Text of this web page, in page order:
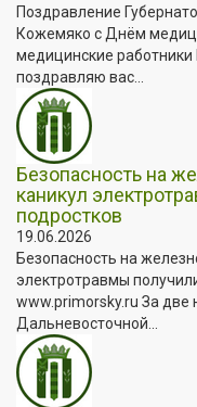
Поздравление
Кожемяко с Днём
медицинские работники
поздравляю вас...
Безопасность на
каникул
подростков
19.06.2026
Безопасность на
электротравмы
www.primorsky.ru За две
Дальневосточной...